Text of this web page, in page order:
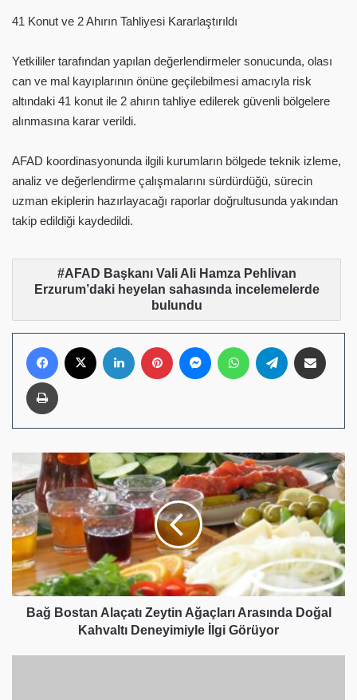
41 Konut ve 2 Ahırın Tahliyesi Kararlaştırıldı
Yetkililer tarafından yapılan değerlendirmeler sonucunda, olası
can ve mal kayıplarının önüne geçilebilmesi amacıyla risk
altındaki 41 konut ile 2 ahırın tahliye edilerek güvenli bölgelere
alınmasına karar verildi.
AFAD koordinasyonunda ilgili kurumların bölgede teknik izleme,
analiz ve değerlendirme çalışmalarını sürdürdüğü, sürecin
uzman ekiplerin hazırlayacağı raporlar doğrultusunda yakından
takip edildiği kaydedildi.
AFAD Başkanı Vali Ali Hamza Pehlivan
Erzurum’daki heyelan sahasında incelemelerde
bulundu
Facebook LinkedIn PinterestMessengerWhatsAppTelegram
Yazdır
Bostan
Alaçatı
Zeytin
Ağaçları
Arasında
Doğal
Kahvaltı
Deneyimiyle
İlgiBağ Bostan Alaçatı Zeytin Ağaçları Arasında Doğal
Kahvaltı Deneyimiyle İlgi Görüyor